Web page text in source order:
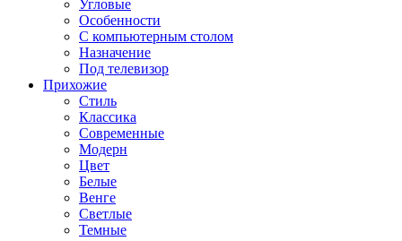
Угловые
Особенности
С компьютерным столом
Назначение
Под телевизор
Прихожие
Стиль
Классика
Современные
Модерн
Цвет
Белые
Венге
Светлые
Темные